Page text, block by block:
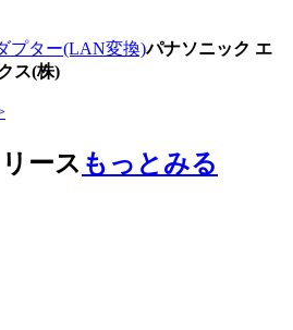
プター(LAN変換)パナソニック エ
ス(株)
ース もっとみる